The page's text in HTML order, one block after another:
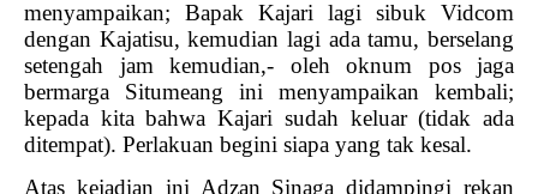
menyampaikan; Bapak Kajari lagi sibuk Vidcom
dengan Kajatisu, kemudian lagi ada tamu, berselang
setengah jam kemudian,- oleh oknum pos jaga
bermarga Situmeang ini menyampaikan kembali;
kepada kita bahwa Kajari sudah keluar (tidak ada
ditempat). Perlakuan begini siapa yang tak kesal.
Atas kejadian ini Adzan Sinaga didampingi rekan